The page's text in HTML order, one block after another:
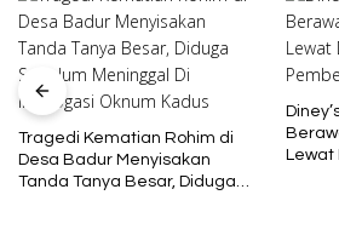
Tragedi Kematian Rohim di
Desa Badur Menyisakan
Tanda Tanya Besar, Diduga
Lewat